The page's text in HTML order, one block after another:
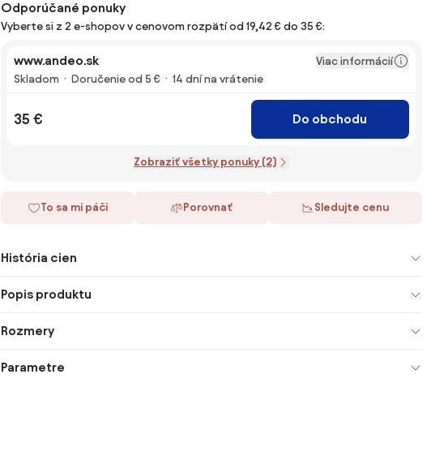
Odporúčané ponuky
Vyberte si z 2 e-shopov v cenovom rozpätí od 19,42 € do 35 €:
www.andeo.sk
Viac informácií
Skladom
Doručenie od 5 € 14 dní na vrátenie
35 € Do obchodu
Zobraziť všetky ponuky (2)
To sa mi páči Porovnať Sledujte cenu
História cien
Popis produktu
Rozmery
Parametre